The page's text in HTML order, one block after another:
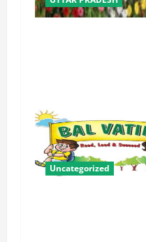
Uncategorized